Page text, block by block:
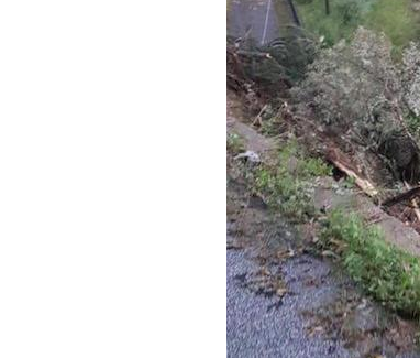
Media
Europa
Altrecose
Mondiali calcio 2026